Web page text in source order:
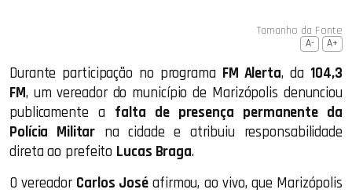
Tamanho da Fonte
A- A+
Durante participação no programa FM Alerta, da 104,3
FM, um vereador do município de Marizópolis denunciou
publicamente a falta de presença permanente da
Polícia Militar na cidade e atribuiu responsabilidade
direta ao prefeito Lucas Braga.
O vereador Carlos Joséafirmou, ao vivo, que Marizópolis